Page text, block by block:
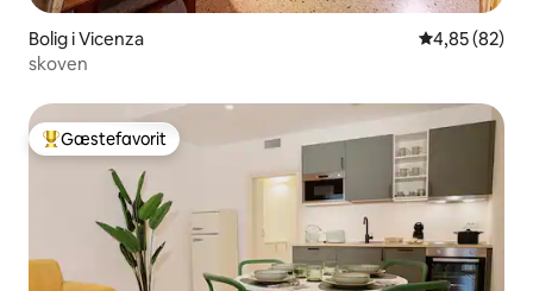
Bolig i Vicenza 4,85 ud af 5 i
4,85 (82)
skoven
Bedste gæstefavorit
Gæstefavorit